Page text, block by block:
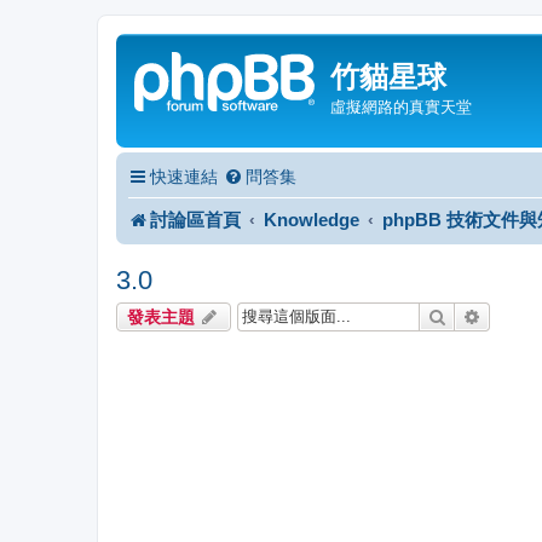
竹貓星球
虛擬網路的真實天堂
快速連結 問答集
討論區首頁 Knowledge phpBB 技術文件與
3.0
發表主題 搜尋